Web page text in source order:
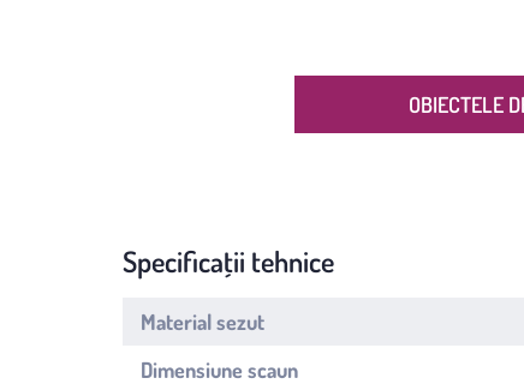
OBIECTELE
Specificații tehnice
Material sezut
Dimensiune scaun